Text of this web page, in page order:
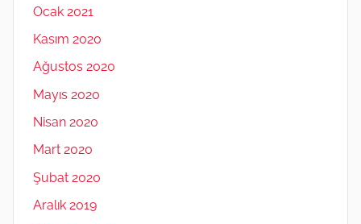
Ocak 2021
Kasım 2020
Ağustos 2020
Mayıs 2020
Nisan 2020
Mart 2020
Şubat 2020
Aralık 2019